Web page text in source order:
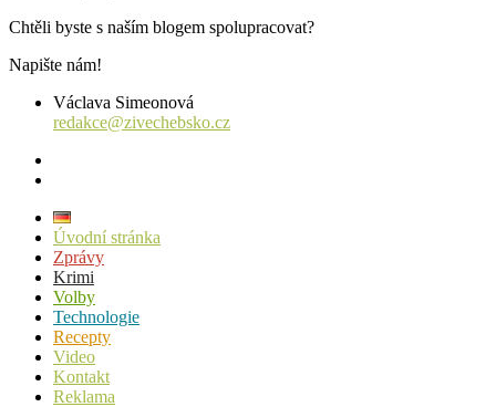
Chtěli byste s naším blogem spolupracovat?
Napište nám!
Václava Simeonová
redakce@zivechebsko.cz
Úvodní stránka
Zprávy
Krimi
Volby
Technologie
Recepty
Video
Kontakt
Reklama